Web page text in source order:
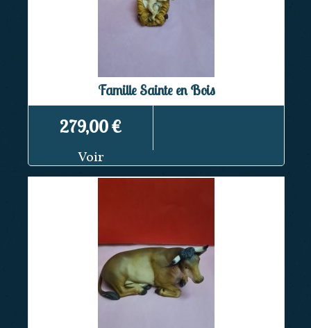
Famille Sainte en Bois
279,00 €
Voir